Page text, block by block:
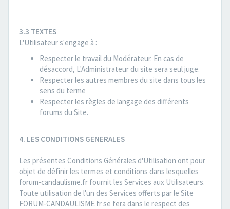
3.3 TEXTES
L'Utilisateur s'engage à :
Respecter le travail du Modérateur. En cas de
désaccord, L'Administrateur du site sera seul juge.
Respecter les autres membres du site dans tous les
sens du terme
Respecter les règles de langage des différents
forums du Site.
4. LES CONDITIONS GENERALES
Les présentes Conditions Générales d'Utilisation ont pour
objet de définir les termes et conditions dans lesquelles
forum-candaulisme.fr fournit les Services aux Utilisateurs.
Toute utilisation de l'un des Services offerts par le Site
FORUM-CANDAULISME.fr se fera dans le respect des